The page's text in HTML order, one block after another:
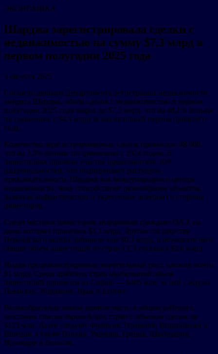
ЭКОНОМИКА
Шарджа зарегистрировала сделки с
недвижимостью на сумму $7,3 млрд в
первом полугодии 2025 года
5 августа 2025
Согласно данным Департамента регистрации недвижимости
эмирата Шарджа, объем сделок с недвижимостью в первом
полугодии 2025 года вырос до $7,3 млрд, что на 48,1% больше
по сравнению с $4,9 млрд за аналогичный период прошлого
года.
Количество зарегистрированных сделок превысило 48 000,
что на 3,3% больше по сравнению с 2024 годом. В
инвестициях приняли участие представители 109
национальностей, что подчеркивает растущую
привлекательность Шарджи как международного центра
недвижимости, чему способствуют разнообразие объектов,
развитая инфраструктура и укрепление доверия со стороны
инвесторов.
Среди местных инвесторов лидировали граждане ОАЭ, на
долю которых пришлось $3,3 млрд. Другие государства
Персидского залива добавили еще $0,3 млрд, в результате чего
общий объем инвестиций из стран ССЗ составил $3,6 млрд.
Индия продемонстрировала значительный рост, вложив почти
$1 млрд. Среди арабских стран наибольший объем
инвестиций пришелся на Сирию — $405 млн, за ней следуют
Пакистан, Иордания, Ирак и Египет.
Великобритания заняла девятое место в общем рейтинге,
возглавив список европейских стран с объемом сделок на
$123 млн. Далее следуют Франция, Германия, Нидерланды и
Швеция, а также Италия, Украина, Греция, Швейцария,
Ирландия и Бельгия.